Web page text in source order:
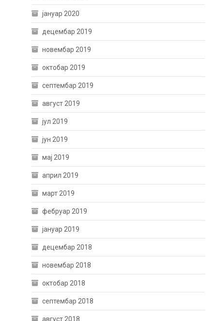
јануар 2020
децембар 2019
новембар 2019
октобар 2019
септембар 2019
август 2019
јул 2019
јун 2019
мај 2019
април 2019
март 2019
фебруар 2019
јануар 2019
децембар 2018
новембар 2018
октобар 2018
септембар 2018
август 2018